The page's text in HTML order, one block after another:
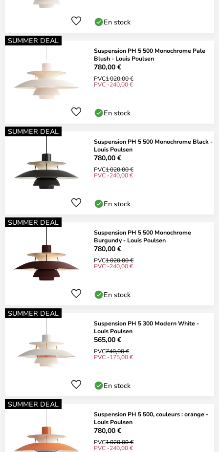
En stock
SUMMER DEAL
Suspension PH 5 500 Monochrome Pale
Blush - Louis Poulsen
780,00 €
PVC1 020,00 €
PVC -240,00 €
En stock
SUMMER DEAL
Suspension PH 5 500 Monochrome Black -
Louis Poulsen
780,00 €
PVC1 020,00 €
PVC -240,00 €
En stock
SUMMER DEAL
Suspension PH 5 500 Monochrome
Burgundy - Louis Poulsen
780,00 €
PVC1 020,00 €
PVC -240,00 €
En stock
SUMMER DEAL
Suspension PH 5 300 Modern White -
Louis Poulsen
565,00 €
PVC740,00 €
PVC -175,00 €
En stock
SUMMER DEAL
Suspension PH 5 500, couleurs : orange -
Louis Poulsen
780,00 €
PVC1 020,00 €
PVC -240,00 €